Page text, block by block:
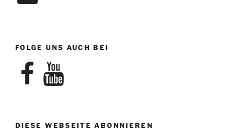
FOLGE UNS AUCH BEI
FacebookYouTube
DIESE WEBSEITE ABONNIEREN